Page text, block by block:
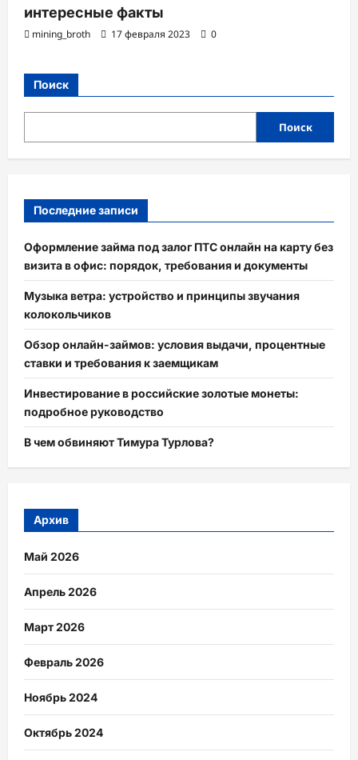
интересные факты
mining_broth 17 февраля 2023 0
Поиск
Поиск
Последние записи
Оформление займа под залог ПТС онлайн на карту без
визита в офис: порядок, требования и документы
Музыка ветра: устройство и принципы звучания
колокольчиков
Обзор онлайн-займов: условия выдачи, процентные
ставки и требования к заемщикам
Инвестирование в российские золотые монеты:
подробное руководство
В чем обвиняют Тимура Турлова?
Архив
Май 2026
Апрель 2026
Март 2026
Февраль 2026
Ноябрь 2024
Октябрь 2024